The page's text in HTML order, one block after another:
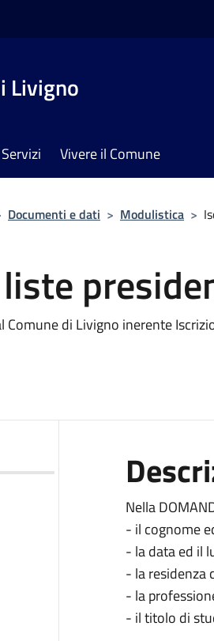
Livigno
Servizi Vivere il Comune
Documenti e dati > Modulistica >
di Livigno inerente
Nella
- il cognome
- la data ed il
- la residenza
- la
- il titolo di